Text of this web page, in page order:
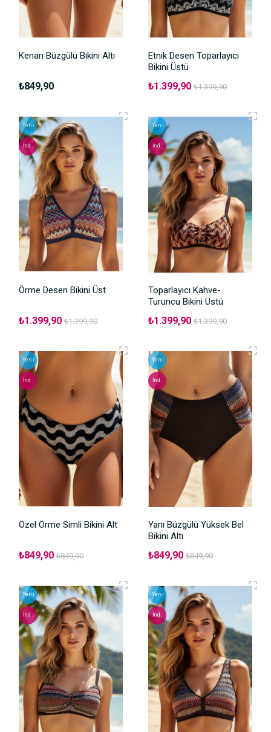
Kenarı Büzgülü Bikini Altı
₺849,90
Etnik Desen Toparlayıcı
Bikini Üstü
₺1.399,90 ₺1.399,90
Yeni
İnd.
Örme Desen Bikini Üst
₺1.399,90 ₺1.399,90
Yeni
İnd.
Toparlayıcı Kahve-
Turuncu Bikini Üstü
₺1.399,90 ₺1.399,90
Yeni
İnd.
Özel Örme Simli Bikini Alt
₺849,90 ₺849,90
Yeni
İnd.
Yanı Büzgülü Yüksek Bel
Bikini Altı
₺849,90 ₺849,90
Yeni
İnd.
Yeni
İnd.